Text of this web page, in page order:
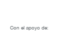
Con el apoyo de: